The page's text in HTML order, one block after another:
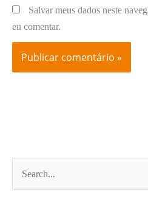
Salvar meus dados neste
eu comentar.